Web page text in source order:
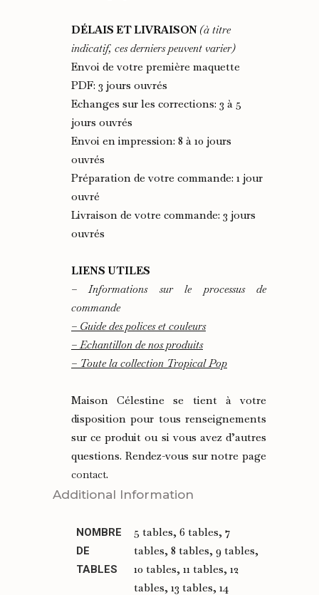
DÉLAIS ET LIVRAISON (à titre
indicatif, ces derniers peuvent varier)
Envoi de votre première maquette
PDF: 3 jours ouvrés
Echanges sur les corrections: 3 à 5
jours ouvrés
Envoi en impression: 8 à 10 jours
ouvrés
Préparation de votre commande: 1 jour
ouvré
Livraison de votre commande: 3 jours
ouvrés
LIENS UTILES
– Informations sur le processus de
commande
– Guide des polices et couleurs
– Echantillon de nos produits
– Toute la collection Tropical Pop
Maison Célestine se tient à votre
disposition pour tous renseignements
sur ce produit ou si vous avez d’autres
questions. Rendez-vous sur notre page
contact.
Additional Information
NOMBRE
DE
TABLES
5 tables, 6 tables, 7
tables, 8 tables, 9 tables,
10 tables, 11 tables, 12
tables, 13 tables, 14